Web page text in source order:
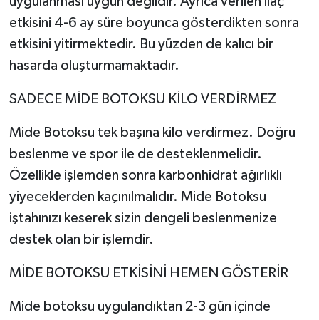
etkisini 4-6 ay süre boyunca gösterdikten sonra
etkisini yitirmektedir. Bu yüzden de kalıcı bir
hasarda oluşturmamaktadır.
SADECE MİDE BOTOKSU KİLO VERDİRMEZ
Mide Botoksu tek başına kilo verdirmez. Doğru
beslenme ve spor ile de desteklenmelidir.
Özellikle işlemden sonra karbonhidrat ağırlıklı
yiyeceklerden kaçınılmalıdır. Mide Botoksu
iştahınızı keserek sizin dengeli beslenmenize
destek olan bir işlemdir.
MİDE BOTOKSU ETKİSİNİ HEMEN GÖSTERİR
Mide botoksu uygulandıktan 2-3 gün içinde